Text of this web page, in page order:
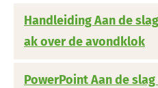
Handleiding Aan de
ak over de avondklok
PowerPoint Aan de